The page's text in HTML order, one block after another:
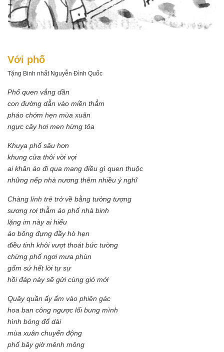
Với phố
Tặng Binh nhất Nguyễn Đình Quốc
Phố quen vắng dần
con đường dẫn vào miền thẳm
pháo chớm hẹn mùa xuân
ngực cây hơi men hừng tỏa
Khuya phố sâu hơn
khung cửa thôi vời vợi
ai khăn áo đi qua mang điều gì quen thuộc
những nếp nhà nương thêm nhiều ý nghĩ
Chàng lính trẻ trở về bằng tưởng tượng
sương rơi thẫm áo phố nhà binh
lặng im này ai hiểu
áo bông đựng đầy hò hẹn
điều tinh khôi vượt thoát bức tường
chừng phố ngơi mưa phùn
gốm sứ hết lời tự sự
hồi đáp này sẽ gửi cùng gió mới
Quây quần ấy ấm vào phiên gác
hoa ban công ngược lối bung mình
hình bóng đổ dài
mùa xuân chuyển động
phố bây giờ mênh mông